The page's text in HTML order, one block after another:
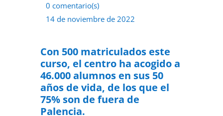
0 comentario(s)
14 de noviembre de 2022
Con 500 matriculados este
curso, el centro ha acogido a
46.000 alumnos en sus 50
años de vida, de los que el
75% son de fuera de
Palencia.